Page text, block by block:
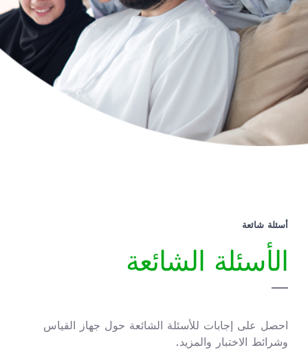
أسئلة شائعة
الأسئلة الشائعة
احصل على إجابات للأسئلة الشائعة حول جهاز القياس
وشرائط الاختبار والمزيد.